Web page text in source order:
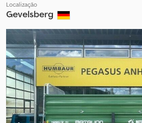
Localização
Gevelsberg